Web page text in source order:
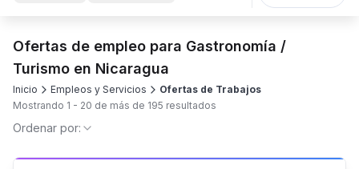
Ofertas de empleo para Gastronomía /
Turismo en Nicaragua
Inicio Empleos y Servicios
Ofertas de Trabajos
Mostrando 1 - 20 de más de 195 resultados
Ordenar por: